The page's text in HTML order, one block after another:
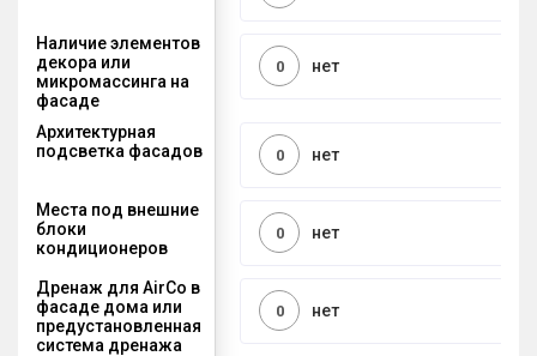
Наличие элементов
декора или
микромассинга на
фасаде
нет
0
Архитектурная
подсветка фасадов
нет
0
Места под внешние
блоки
кондиционеров
нет
0
Дренаж для AirCo в
фасаде дома или
предустановленная
система дренажа
нет
0